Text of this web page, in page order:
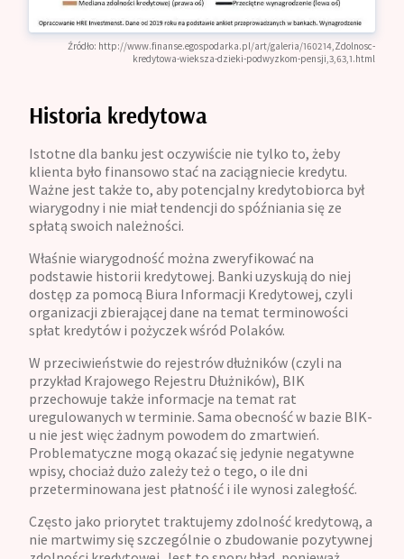
Źródło: http://www.finanse.egospodarka.pl/art/galeria/160214,Zdolnosc-
kredytowa-wieksza-dzieki-podwyzkom-pensji,3,63,1.html
Historia kredytowa
Istotne dla banku jest oczywiście nie tylko to, żeby
klienta było finansowo stać na zaciągniecie kredytu.
Ważne jest także to, aby potencjalny kredytobiorca był
wiarygodny i nie miał tendencji do spóźniania się ze
spłatą swoich należności.
Właśnie wiarygodność można zweryfikować na
podstawie historii kredytowej. Banki uzyskują do niej
dostęp za pomocą Biura Informacji Kredytowej, czyli
organizacji zbierającej dane na temat terminowości
spłat kredytów i pożyczek wśród Polaków.
W przeciwieństwie do rejestrów dłużników (czyli na
przykład Krajowego Rejestru Dłużników), BIK
przechowuje także informacje na temat rat
uregulowanych w terminie. Sama obecność w bazie BIK-
u nie jest więc żadnym powodem do zmartwień.
Problematyczne mogą okazać się jedynie negatywne
wpisy, chociaż dużo zależy też o tego, o ile dni
przeterminowana jest płatność i ile wynosi zaległość.
Często jako priorytet traktujemy zdolność kredytową, a
nie martwimy się szczególnie o zbudowanie pozytywnej